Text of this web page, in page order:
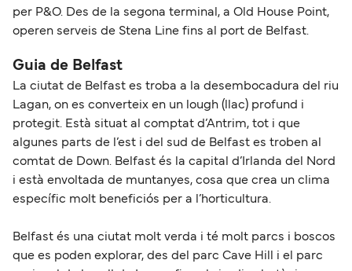
per P&O. Des de la segona terminal, a Old House Point,
operen serveis de Stena Line fins al port de Belfast.
Guia de Belfast
La ciutat de Belfast es troba a la desembocadura del riu
Lagan, on es converteix en un lough (llac) profund i
protegit. Està situat al comptat d’Antrim, tot i que
algunes parts de l’est i del sud de Belfast es troben al
comtat de Down. Belfast és la capital d’Irlanda del Nord
i està envoltada de muntanyes, cosa que crea un clima
específic molt beneficiós per a l’horticultura.
Belfast és una ciutat molt verda i té molt parcs i boscos
que es poden explorar, des del parc Cave Hill i el parc